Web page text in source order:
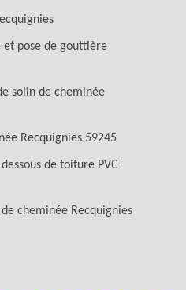
pose de gouttière
solin de cheminée
Recquignies 59245
de toiture PVC
cheminée Recquignies